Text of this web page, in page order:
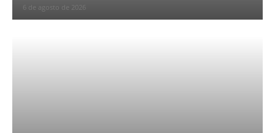
6 de agosto de 2026